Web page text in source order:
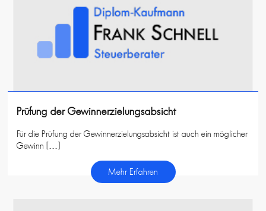
Prüfung der Gewinnerzielungsabsicht
Für die Prüfung der Gewinnerzielungsabsicht ist auch ein möglicher
Gewinn […]
Mehr Erfahren